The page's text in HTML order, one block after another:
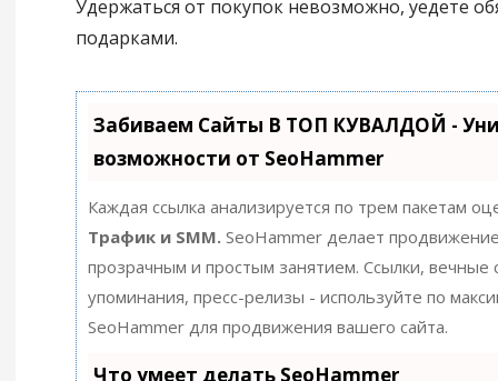
Удержаться от покупок невозможно, уедете
подарками.
Забиваем Сайты В ТОП КУВАЛДОЙ -
возможности от SeoHammer
Каждая ссылка анализируется по трем пакетам
Трафик и SMM.SeoHammer делает
прозрачным и простым занятием. Ссылки, вечные
упоминания, пресс-релизы - используйте по
SeoHammer для продвижения вашего сайта.
Что умеет делать SeoHammer